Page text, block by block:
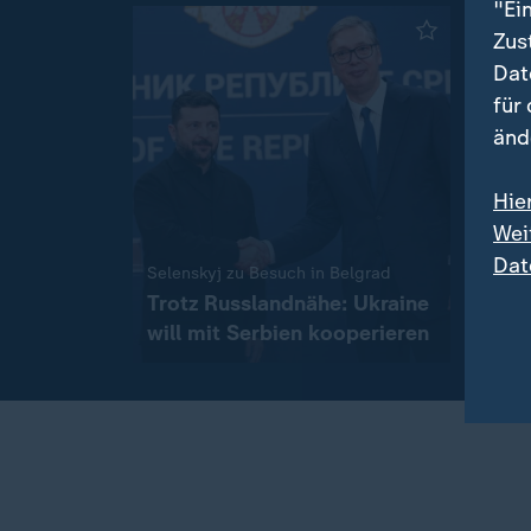
Selenskyj zu Besuch in Belgrad
Trotz Russlandnähe: Ukraine
will mit Serbien kooperieren
für